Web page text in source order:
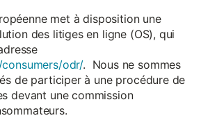
met à disposition une
des litiges en ligne (OS), qui
odr/. Nous ne sommes
de participer à une procédure de
devant une commission